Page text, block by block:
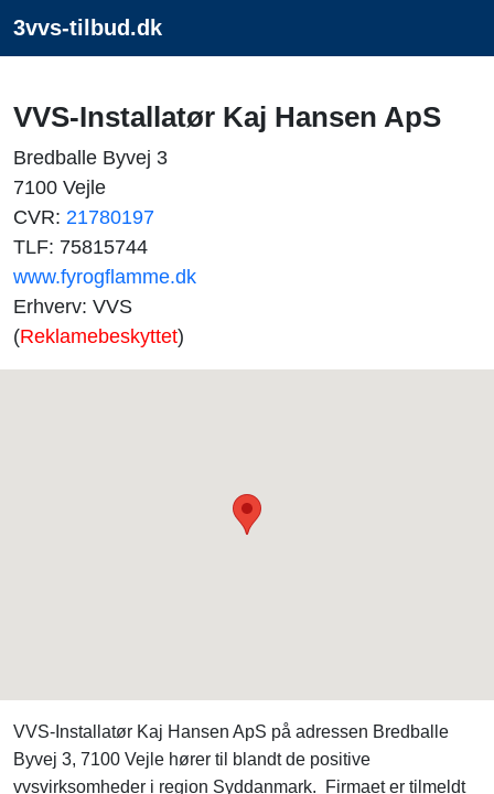
3vvs-tilbud.dk
VVS-Installatør Kaj Hansen ApS
Bredballe Byvej 3
7100 Vejle
CVR: 21780197
TLF: 75815744
www.fyrogflamme.dk
Erhverv: VVS
(Reklamebeskyttet)
VVS-Installatør Kaj Hansen ApS på adressen Bredballe
Byvej 3, 7100 Vejle hører til blandt de positive
vvsvirksomheder i region Syddanmark. Firmaet er tilmeldt